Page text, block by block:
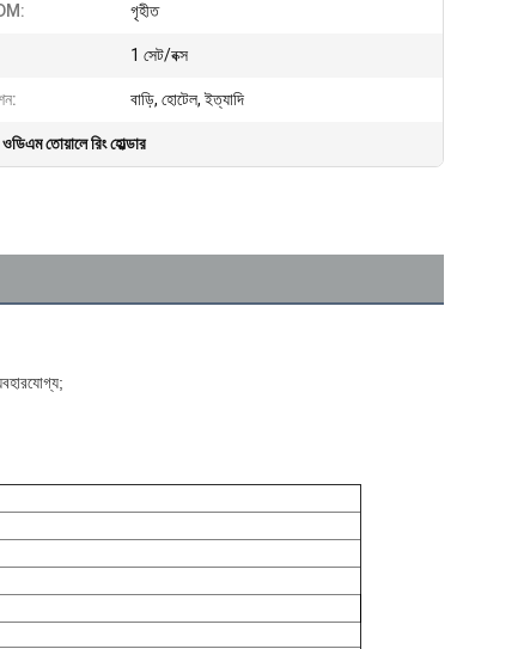
গৃহীত
1 সেট/বক্স
বাড়ি, হোটেল, ইত্যাদি
ওডিএম তোয়ালে রিং হোল্ডার